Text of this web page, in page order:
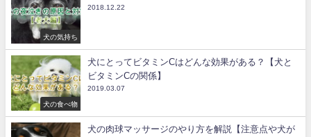
犬の気持ち
2018.12.22
犬の食べ物
犬にとってビタミンCはどんな効果がある？【犬と
ビタミンCの関係】
2019.03.07
犬の肉球マッサージのやり方を解説【注意点や犬が